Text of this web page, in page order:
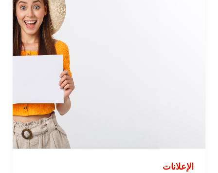
الإعلانات